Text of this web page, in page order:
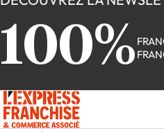
100%